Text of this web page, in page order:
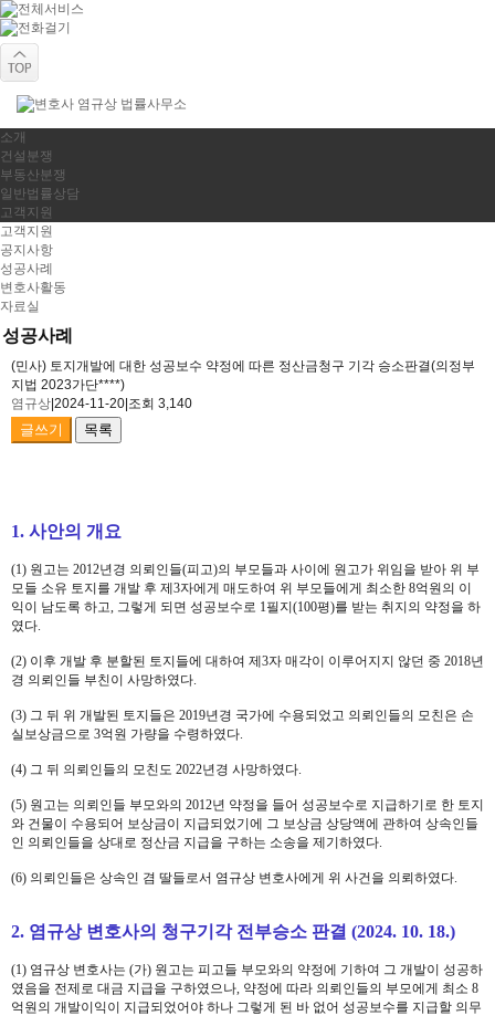
소개
건설분쟁
부동산분쟁
일반법률상담
고객지원
고객지원
공지사항
성공사례
변호사활동
자료실
성공사례
(민사) 토지개발에 대한 성공보수 약정에 따른 정산금청구 기각 승소판결(의정부
지법 2023가단****)
염규상 2024-11-20 조회 3,140
글쓰기 목록
1. 사안의 개요
(1) 원고는 2012년경 의뢰인들(피고)의 부모들과 사이에 원고가 위임을 받아 위 부
모들 소유 토지를 개발 후 제 3자에게 매도하여 위 부모들에게 최소한 8억원의 이
익이 남도록 하고, 그렇게 되면 성공보수로 1필지 (100평)를 받는 취지의 약정을 하
였다.
(2) 이후 개발 후 분할된 토지들에 대하여 제 3자 매각이 이루어지지 않던 중 2018년
경 의뢰인들 부친이 사망하였다.
(3) 그 뒤 위 개발된 토지들은 2019년경 국가에 수용되었고 의뢰인들의 모친은 손
실보상금으로 3억원 가량을 수령하였다.
(4) 그 뒤 의뢰인들의 모친도 2022년경 사망하였다.
(5) 원고는 의뢰인들 부모와의 2012년 약정을 들어 성공보수로 지급하기로 한 토지
와 건물이 수용되어 보상금이 지급되었기에 그 보상금 상당액에 관하여 상속인들
인 의뢰인들을 상대로 정산금 지급을 구하는 소송을 제기하였다.
(6) 의뢰인들은 상속인 겸 딸들로서 염규상 변호사에게 위 사건을 의뢰하였다.
2. 염규상 변호사의 청구기각 전부승소 판결 (2024. 10. 18.)
(1) 염규상 변호사는 (가) 원고는 피고들 부모와의 약정에 기하여 그 개발이 성공하
였음을 전제로 대금 지급을 구하였으나, 약정에 따라 의뢰인들의 부모에게 최소 8
억원의 개발이익이 지급되었어야 하나 그렇게 된 바 없어 성공보수를 지급할 의무